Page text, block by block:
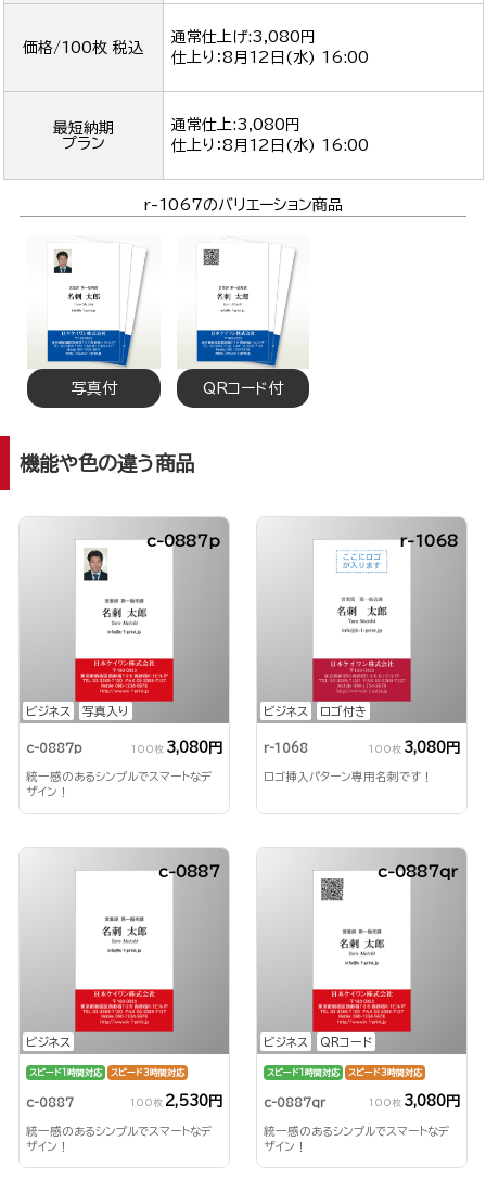
価格/100枚 税込
通常仕上げ:3,080円
仕上り：8月12日(水) 16:00
最短納期
プラン
通常仕上:3,080円
仕上り：8月12日(水) 16:00
r-1067のバリエーション商品
写真付 QRコード付
機能や色の違う商品
ビジネス 写真入り
c-0887p
c-0887p 100枚 3,080円
統一感のあるシンプルでスマートなデ
ザイン！
ビジネス ロゴ付き
r-1068
r-1068 100枚 3,080円
ロゴ挿入パターン専用名刺です！
ビジネス
c-0887
スピード1時間対応 スピード3時間対応
c-0887 100枚 2,530円
統一感のあるシンプルでスマートなデ
ザイン！
ビジネス QRコード
c-0887qr
スピード1時間対応 スピード3時間対応
c-0887qr 100枚 3,080円
統一感のあるシンプルでスマートなデ
ザイン！